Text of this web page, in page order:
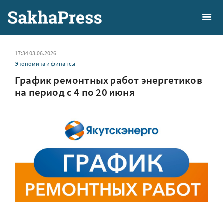
17:34 03.06.2026
Экономика и финансы
График ремонтных работ энергетиков
на период с 4 по 20 июня